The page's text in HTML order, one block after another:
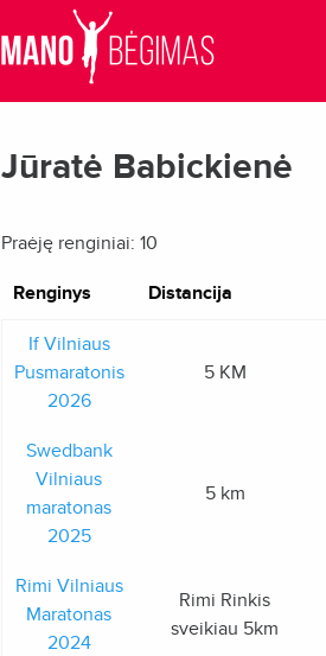
Jūratė Babickienė
Praėję renginiai: 10
Renginys Distancija
If Vilniaus
Pusmaratonis
2026
5 KM
Swedbank
Vilniaus
maratonas
2025
5 km
Rimi Vilniaus
Maratonas
2024
Rimi Rinkis
sveikiau 5km